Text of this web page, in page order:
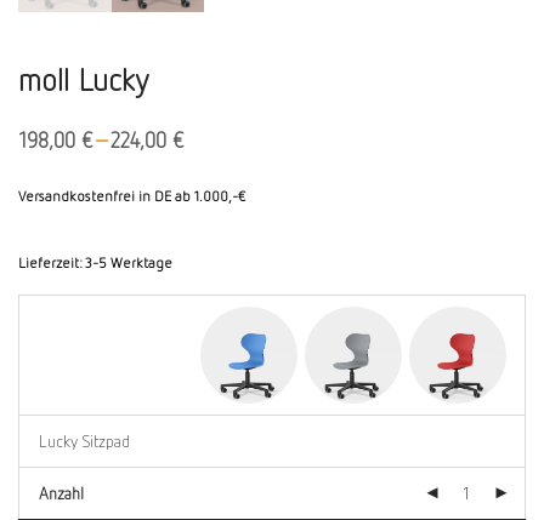
moll Lucky
198,00 €–224,00 €
Versandkostenfrei in DE ab 1.000,-€
Lieferzeit:3-5 Werktage
Anzahl